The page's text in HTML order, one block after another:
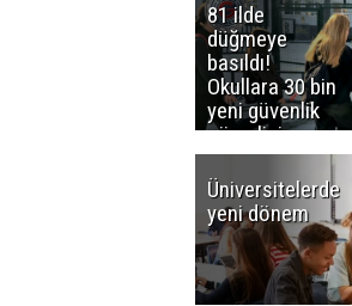
81 ilde
düğmeye
basıldı!
Okullara 30 bin
yeni güvenlik
görevlisi
Üniversitelerde
yeni dönem